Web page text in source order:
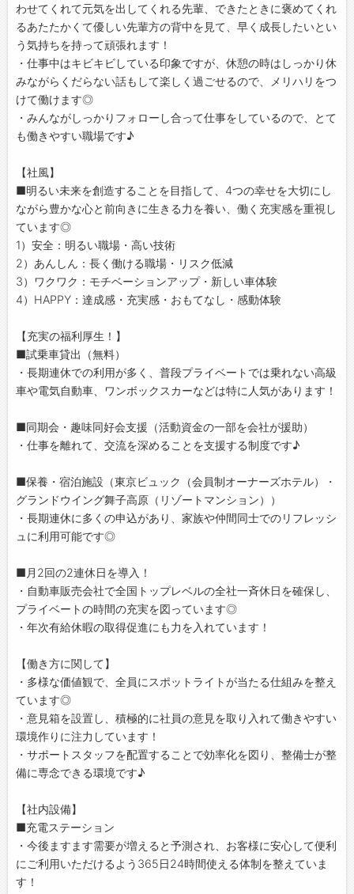
わせてくれて元気を出してくれる先輩、できたときに褒めてくれ
るあたたかくて優しい先輩方の背中を見て、早く成長したいとい
う気持ちを持って頑張れます！
・仕事中はキビキビしている印象ですが、休憩の時はしっかり休
みながらくだらない話もして楽しく過ごせるので、メリハリをつ
けて働けます◎
・みんながしっかりフォローし合って仕事をしているので、とて
も働きやすい職場です♪
【社風】
■明るい未来を創造することを目指して、4つの幸せを大切にし
ながら豊かな心と前向きに生きる力を養い、働く充実感を重視し
ています◎
1）安全：明るい職場・高い技術
2）あんしん：長く働ける職場・リスク低減
3）ワクワク：モチベーションアップ・新しい車体験
4）HAPPY：達成感・充実感・おもてなし・感動体験
【充実の福利厚生！】
■試乗車貸出（無料）
・長期連休での利用が多く、普段プライベートでは乗れない高級
車や電気自動車、ワンボックスカーなどは特に人気があります！
■同期会・趣味同好会支援（活動資金の一部を会社が援助）
・仕事を離れて、交流を深めることを支援する制度です♪
■保養・宿泊施設（東京ビュック（会員制オーナーズホテル）・
グランドウイング舞子高原（リゾートマンション））
・長期連休に多くの申込があり、家族や仲間同士でのリフレッシ
ュに利用可能です◎
■月2回の2連休日を導入！
・自動車販売会社で全国トップレベルの全社一斉休日を確保し、
プライベートの時間の充実を図っています◎
・年次有給休暇の取得促進にも力を入れています！
【働き方に関して】
・多様な価値観で、全員にスポットライトが当たる仕組みを整え
ています◎
・意見箱を設置し、積極的に社員の意見を取り入れて働きやすい
環境作りに注力しています！
・サポートスタッフを配置することで効率化を図り、整備士が整
備に専念できる環境です♪
【社内設備】
■充電ステーション
・今後ますます需要が増えると予測され、お客様に安心して便利
にご利用いただけるよう365日24時間使える体制を整えていま
す！